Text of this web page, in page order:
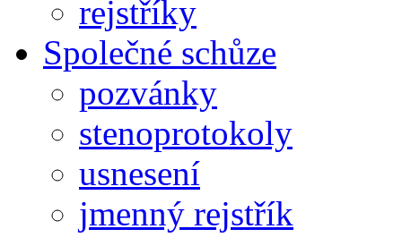
rejstříky
Společné schůze
pozvánky
stenoprotokoly
usnesení
jmenný rejstřík